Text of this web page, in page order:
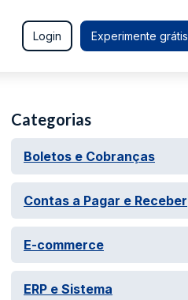
Login Experimente grátis
Categorias
Boletos e Cobranças
Contas a Pagar e Receber
E-commerce
ERP e Sistema